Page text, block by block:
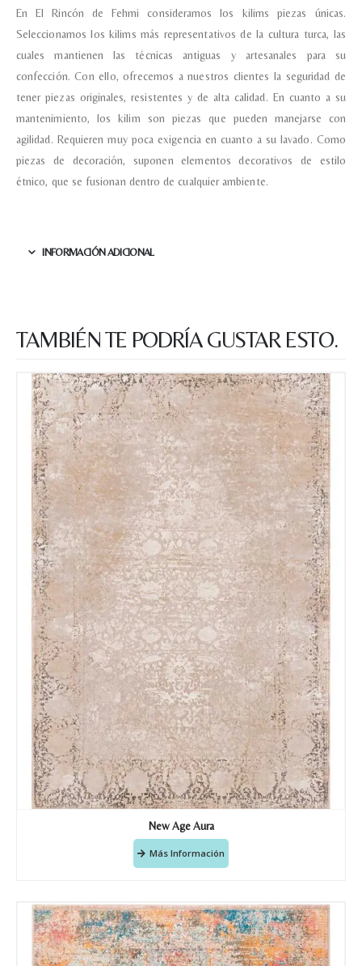
En El Rincón de Fehmi consideramos los kilims piezas únicas.
Seleccionamos los kilims más representativos de la cultura turca, las
cuales mantienen las técnicas antiguas y artesanales para su
confección. Con ello, ofrecemos a nuestros clientes la seguridad de
tener piezas originales, resistentes y de alta calidad. En cuanto a su
mantenimiento, los kilim son piezas que pueden manejarse con
agilidad. Requieren muy poca exigencia en cuanto a su lavado. Como
piezas de decoración, suponen elementos decorativos de estilo
étnico, que se fusionan dentro de cualquier ambiente.
INFORMACIÓN ADICIONAL
TAMBIÉN TE PODRÍA GUSTAR ESTO.
New Age Aura
Más Información
Nombre y apellido
Teléfono
Nombre y Referencia del producto*
Acuerdo RGPD*
Doy mi consentimiento para que
esta web almacene la
información que envío para que
puedan responder a mi petición.
Recibir mi oferta